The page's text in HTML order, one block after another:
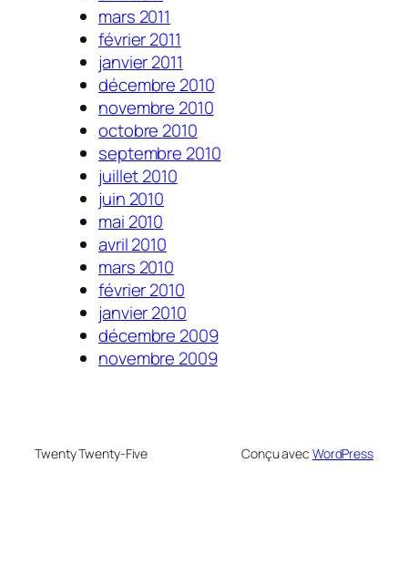
mars 2011
février 2011
janvier 2011
décembre 2010
novembre 2010
octobre 2010
septembre 2010
juillet 2010
juin 2010
mai 2010
avril 2010
mars 2010
février 2010
janvier 2010
décembre 2009
novembre 2009
Twenty Twenty-Five Conçu avec WordPress